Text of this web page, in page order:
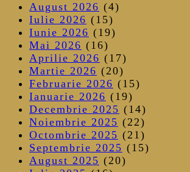
August 2026 (4)
Iulie 2026 (15)
Iunie 2026 (19)
Mai 2026 (16)
Aprilie 2026 (17)
Martie 2026 (20)
Februarie 2026 (15)
Ianuarie 2026 (19)
Decembrie 2025 (14)
Noiembrie 2025 (22)
Octombrie 2025 (21)
Septembrie 2025 (15)
August 2025 (20)